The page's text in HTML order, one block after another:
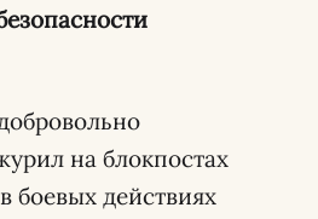
на блокпостах
боевых действиях